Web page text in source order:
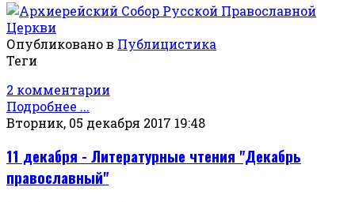
Опубликовано в Публицистика
Теги
2 комментарии
Подробнее ...
Вторник, 05 декабря 2017 19:48
11 декабря - Литературные чтения "Декабрь
православный"